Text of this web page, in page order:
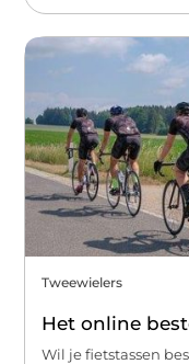
Tweewielers
Het online
Wil je fietstassen